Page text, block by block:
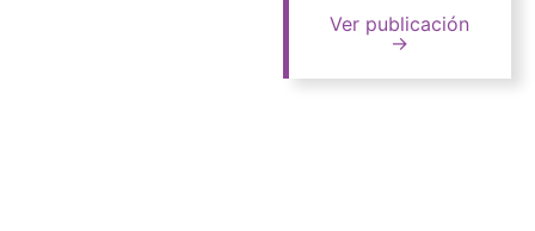
Ver publicación
→